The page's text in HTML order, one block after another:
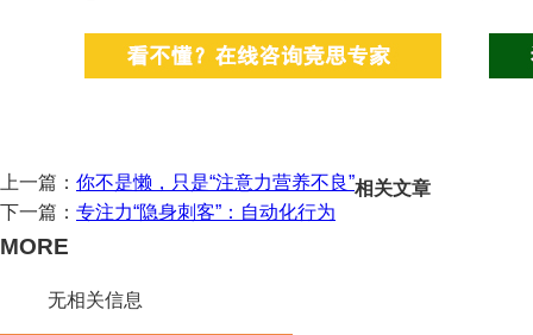
上一篇： 你不是懒，只是“注意力营养不良”
下一篇： 专注力“隐身刺客”：自动化行为
相关文章
MORE
无相关信息